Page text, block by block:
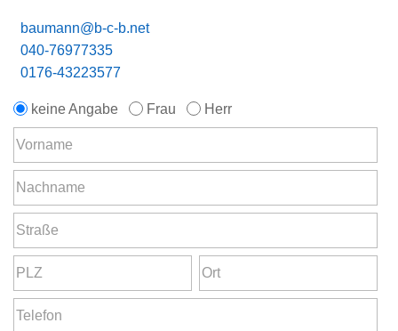
baumann@b-c-b.net
040-76977335
0176-43223577
keine Angabe Frau Herr